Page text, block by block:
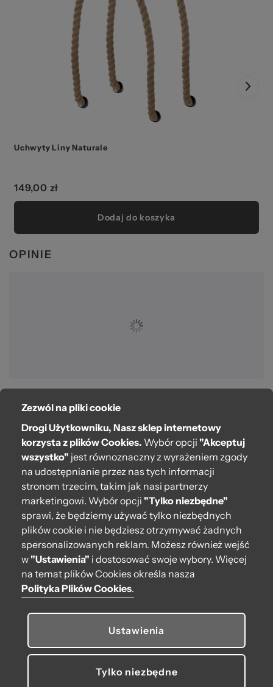
Uchwyty Liny Naturale
149,00 zł
Dodaj do koszyka
OPINIE
O bag
Pomoc
Moje O bag
Kontakt
222 571 414
bok@obagstore.pl
WhatsApp O bag Polska
Pon.-pt. w godz 08:00 - 16:00
Obserwuj nas
© 2026 O bag. Wszelkie prawa zastrzeżone.
Zezwól na pliki cookie
Drogi Użytkowniku, Nasz sklep internetowy
korzysta z plików Cookies. Wybór opcji "Akceptuj
wszystko" jest równoznaczny z wyrażeniem zgody
na udostępnianie przez nas tych informacji
stronom trzecim, takim jak nasi partnerzy
marketingowi. Wybór opcji "Tylko niezbędne"
sprawi, że będziemy używać tylko niezbędnych
plików cookie i nie będziesz otrzymywać żadnych
spersonalizowanych reklam. Możesz również wejść
w"Ustawienia" i dostosować swoje wybory. Więcej
na temat plików Cookies określa nasza
Polityka Plików Cookies.
Ustawienia
Tylko niezbędne